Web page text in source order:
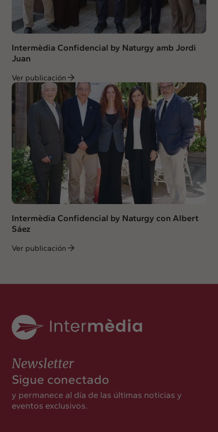
Intermèdia Confidencial by Naturgy amb Jordi
Juan
Ver publicación
Intermèdia Confidencial by Naturgy con Albert
Sáez
Ver publicación
Newsletter
Sigue conectado
y permanece al día de las últimas noticias y
eventos exclusivos.